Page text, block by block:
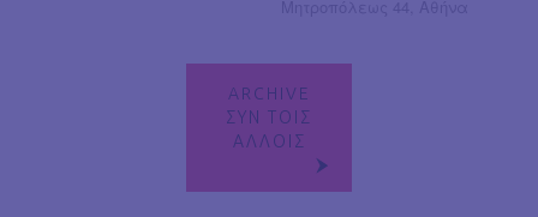
ARCHIVE
ΣΥΝ ΤΟΙΣ
ΑΛΛΟΙΣ